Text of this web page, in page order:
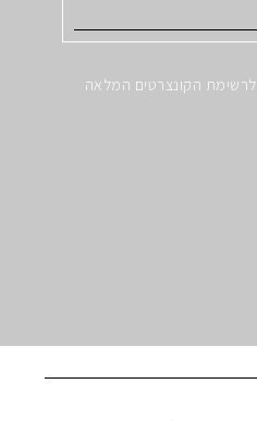
לרשימת הקונצרטים המלאה